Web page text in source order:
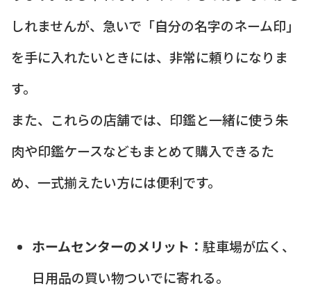
しれませんが、急いで「自分の名字のネーム印」
を手に入れたいときには、非常に頼りになりま
す。
また、これらの店舗では、印鑑と一緒に使う朱
肉や印鑑ケースなどもまとめて購入できるた
め、一式揃えたい方には便利です。
ホームセンターのメリット： 駐車場が広く、
日用品の買い物ついでに寄れる。